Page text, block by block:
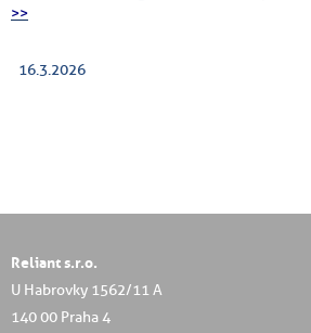
>>
16.3.2026
Reliant s.r.o.
U Habrovky 1562/11 A
140 00 Praha 4